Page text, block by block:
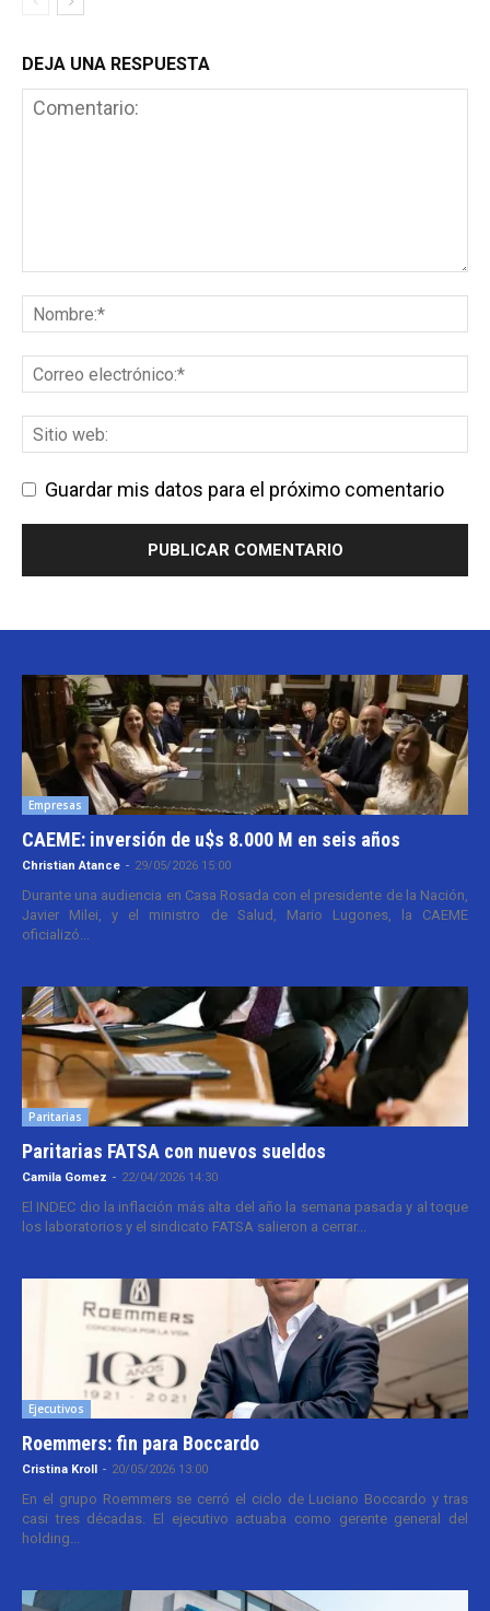
DEJA UNA RESPUESTA
Guardar mis datos para el próximo comentario
Empresas
CAEME: inversión de u$s 8.000 M en seis años
Christian Atance - 29/05/2026 15:00
Durante una audiencia en Casa Rosada con el presidente de la Nación,
Javier Milei, y el ministro de Salud, Mario Lugones, la CAEME
oficializó...
Paritarias
Paritarias FATSA con nuevos sueldos
Camila Gomez - 22/04/2026 14:30
El INDEC dio la inflación más alta del año la semana pasada y al toque
los laboratorios y el sindicato FATSA salieron a cerrar...
Ejecutivos
Roemmers: fin para Boccardo
Cristina Kroll - 20/05/2026 13:00
En el grupo Roemmers se cerró el ciclo de Luciano Boccardo y tras
casi tres décadas. El ejecutivo actuaba como gerente general del
holding...